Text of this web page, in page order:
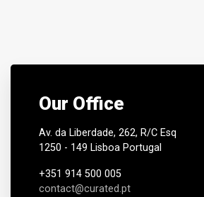
Our Office
Av. da Liberdade, 262, R/C Esq
1250 - 149 Lisboa Portugal
+351 914 500 005
contact@curated.pt